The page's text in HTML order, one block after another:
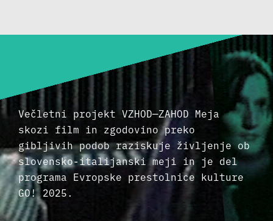
Večletni projekt VZHOD—ZAHOD Meja
skozi film in zgodovino preko
gibljivih podob raziskuje življenje ob
slovensko-italijanski meji in je del
programa Evropske prestolnice kulture
GO! 2025.